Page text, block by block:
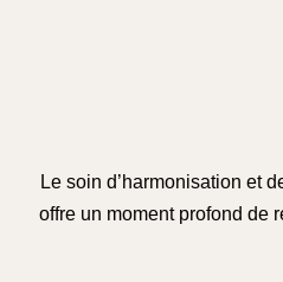
Le soin d’harmonisation et
offre un moment profond de